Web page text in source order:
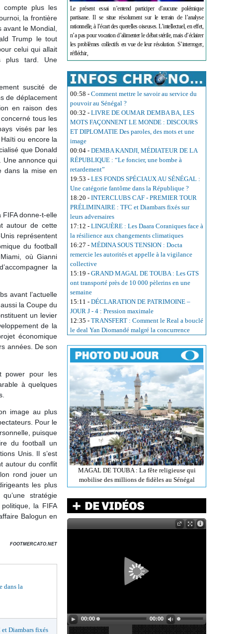
compte plus les
la frontière
le Mondial,
Trump le tout
celui qui allait
plus tard. Une
suscité de
de déplacement
en raison des
tous les
visés par les
ou encore la
que Donald
Une annonce qui
dans la mise en
FIFA donne-t-elle
autour de cette
représentent
du football
où Gianni
la
avant l’actuelle
la Coupe du
un levier
de la
économique
années. De son
power pour les
à quelques
image au plus
Pour le
puisque
du football un
Unis. Il s’est
autour du conflit
rond jouer un
les plus
stratégie
la FIFA
Balogun en
FOOTMERCATO.NET
dans la
Diambars fixés
Le présent essai n’entend participer d’aucune polémique
partisane. Il se situe résolument sur le terrain de l’analyse
rationnelle, à l’écart des querelles oiseuses. L’intellectuel, en effet,
n’a pas pour vocation d’alimenter le débat stérile, mais d’éclairer
les problèmes collectifs en vue de leur résolution. S’interroger,
réfléchir,
00:58 - Comment mettre le savoir au service du
pouvoir au Sénégal ?
00:32 - LIVRE DE OUMAR DEMBA BA, LES
MOTS FAÇONNENT LE MONDE : DISCOURS
ET DIPLOMATIE Des paroles, des mots et une
image
00:04 - DEMBA KANDJI, MÉDIATEUR DE LA
RÉPUBLIQUE : “Le foncier, une bombe à
retardement”
19:53 - LES FONDS SPÉCIAUX AU SÉNÉGAL :
Une catégorie fantôme dans la République ?
18:20 - INTERCLUBS CAF - PREMIER TOUR
PRÉLIMINAIRE : TFC et Diambars fixés sur
leurs adversaires
17:12 - LINGUÈRE : Les Daara Coraniques face à
la résilience aux changements climatiques
16:27 - MÉDINA SOUS TENSION : Docta
remercie les autorités et appelle à la vigilance
collective
15:19 - GRAND MAGAL DE TOUBA : Les GTS
ont transporté près de 10 000 pèlerins en une
semaine
15:11 - DÉCLARATION DE PATRIMOINE –
JOUR J - 4 : Pression maximale
12:35 - TRANSFERT : Comment le Real a bouclé
le deal Yan Diomandé malgré la concurrence
MAGAL DE TOUBA : La fête religieuse qui
mobilise des millions de fidèles au Sénégal
00:00 00:00